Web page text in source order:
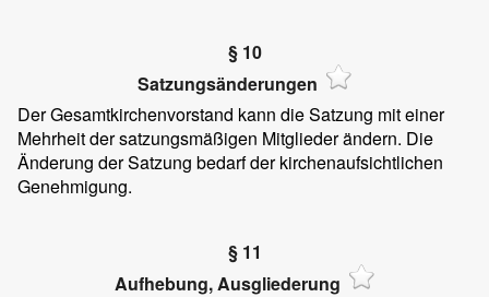
§ 10
Satzungsänderungen
Der Gesamtkirchenvorstand kann die Satzung mit einer
Mehrheit der satzungsmäßigen Mitglieder ändern. Die
Änderung der Satzung bedarf der kirchenaufsichtlichen
Genehmigung.
§ 11
Aufhebung, Ausgliederung